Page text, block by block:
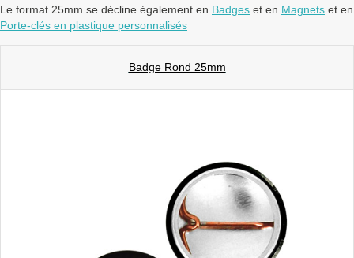
Le format 25mm se décline également en Badges et en Magnets et en
Porte-clés en plastique personnalisés
Badge Rond 25mm